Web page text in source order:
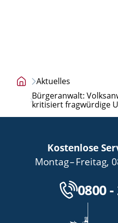
Startseite
Aktuelles
Bürgeranwalt:
kritisiert fragwürdige
Kostenlose
Montagbis
–Freitag,
0800 -